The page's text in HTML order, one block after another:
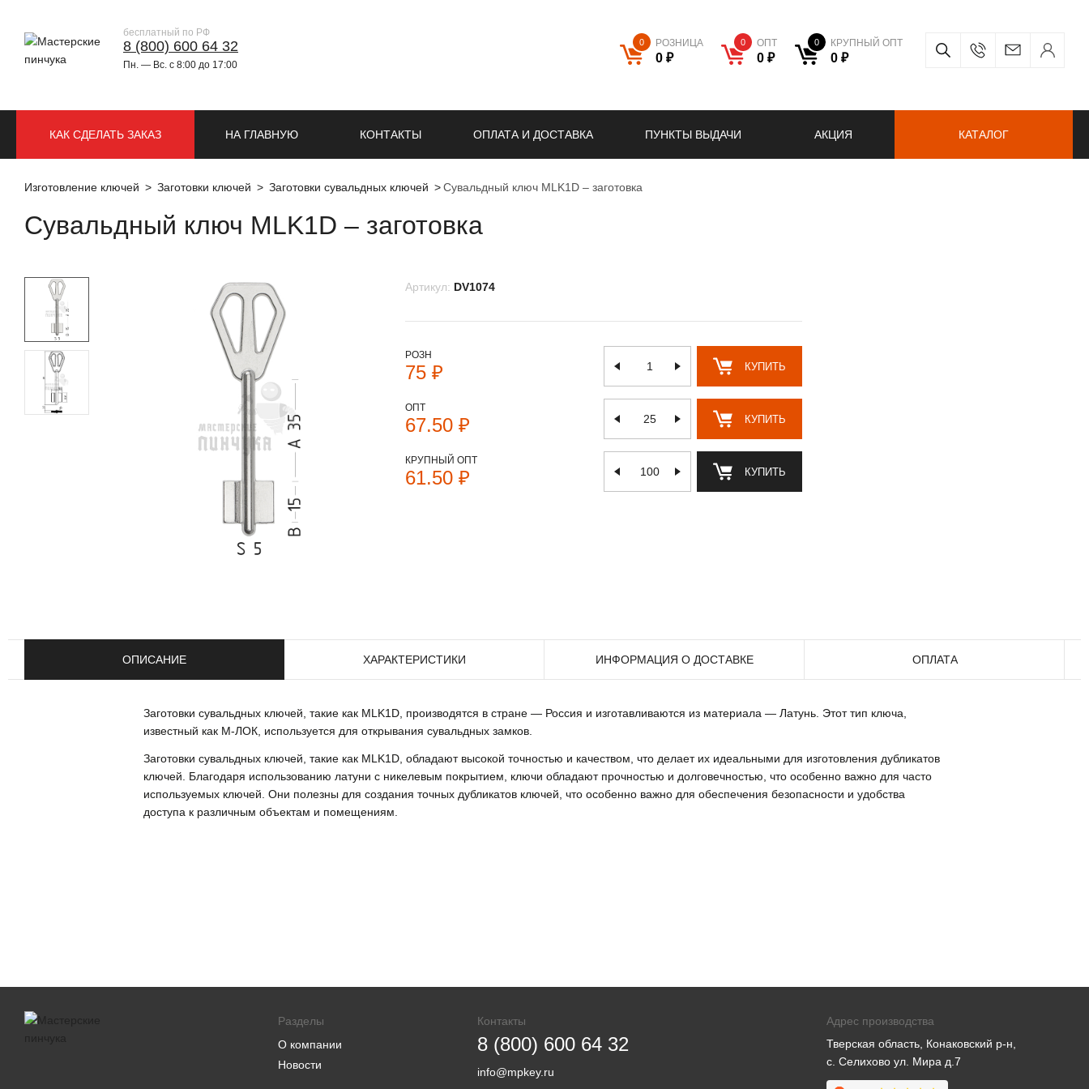
бесплатный по РФ
8 (800) 600 64 32
Пн. — Вс. с 8:00 до 17:00
0 РОЗНИЦА
0 ₽
0 ОПТ
0 ₽
0 КРУПНЫЙ ОПТ
0 ₽
НА ГЛАВНУЮ КОНТАКТЫ ОПЛАТА И ДОСТАВКА ПУНКТЫ ВЫДАЧИ АКЦИЯ
КАК СДЕЛАТЬ ЗАКАЗ КАТАЛОГ
Изготовление ключей Заготовки ключей Заготовки сувальдных ключей Сувальдный ключ MLK1D – заготовка
Сувальдный ключ MLK1D – заготовка
Артикул: DV1074
РОЗН
75 ₽ КУПИТЬ
ОПТ
67.50 ₽ КУПИТЬ
КРУПНЫЙ ОПТ
61.50 ₽ КУПИТЬ
ОПИСАНИЕ ХАРАКТЕРИСТИКИ ИНФОРМАЦИЯ О ДОСТАВКЕ ОПЛАТА
Заготовки сувальдных ключей, такие как MLK1D, производятся в стране — Россия и изготавливаются из материала — Латунь. Этот тип ключа,
известный как М-ЛОК, используется для открывания сувальдных замков.
Заготовки сувальдных ключей, такие как MLK1D, обладают высокой точностью и качеством, что делает их идеальными для изготовления дубликатов
ключей. Благодаря использованию латуни с никелевым покрытием, ключи обладают прочностью и долговечностью, что особенно важно для часто
используемых ключей. Они полезны для создания точных дубликатов ключей, что особенно важно для обеспечения безопасности и удобства
доступа к различным объектам и помещениям.
Разделы
О компании
Новости
Контакты
8 (800) 600 64 32
info@mpkey.ru
Адрес производства
Тверская область, Конаковский р-н,
с. Селихово ул. Мира д.7